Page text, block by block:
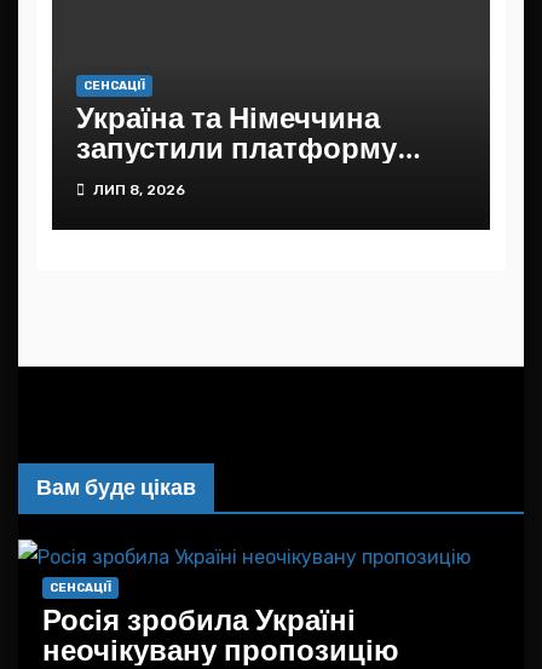
СЕНСАЦІЇ
Україна та Німеччина
запустили платформу
Додому
ЛИП 8, 2026
Вам буде цікав
СЕНСАЦІЇ
Росія зробила Україні
неочікувану пропозицію